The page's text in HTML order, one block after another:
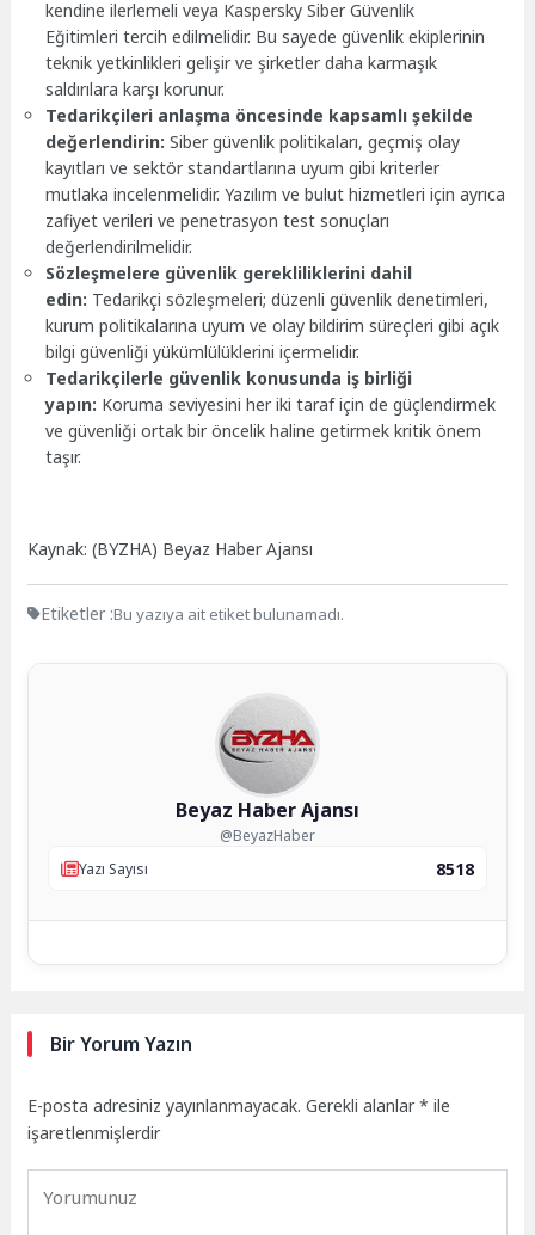
kendine ilerlemeli veya Kaspersky Siber Güvenlik
Eğitimleri tercih edilmelidir. Bu sayede güvenlik ekiplerinin
teknik yetkinlikleri gelişir ve şirketler daha karmaşık
saldırılara karşı korunur.
Tedarikçileri anlaşma öncesinde kapsamlı şekilde
değerlendirin: Siber güvenlik politikaları, geçmiş olay
kayıtları ve sektör standartlarına uyum gibi kriterler
mutlaka incelenmelidir. Yazılım ve bulut hizmetleri için ayrıca
zafiyet verileri ve penetrasyon test sonuçları
değerlendirilmelidir.
Sözleşmelere güvenlik gerekliliklerini dahil
edin: Tedarikçi sözleşmeleri; düzenli güvenlik denetimleri,
kurum politikalarına uyum ve olay bildirim süreçleri gibi açık
bilgi güvenliği yükümlülüklerini içermelidir.
Tedarikçilerle güvenlik konusunda iş birliği
yapın: Koruma seviyesini her iki taraf için de güçlendirmek
ve güvenliği ortak bir öncelik haline getirmek kritik önem
taşır.
Kaynak: (BYZHA) Beyaz Haber Ajansı
Etiketler :Bu yazıya ait etiket bulunamadı.
Beyaz Haber Ajansı
@BeyazHaber
Yazı Sayısı
8518
Bir Yorum Yazın
E-posta adresiniz yayınlanmayacak. Gerekli alanlar* ile
işaretlenmişlerdir